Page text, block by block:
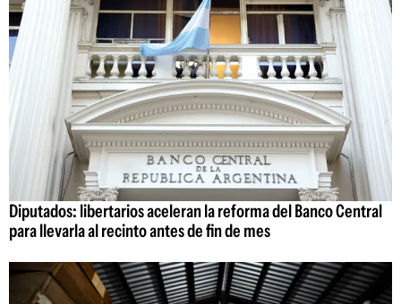
Diputados: libertarios aceleran la reforma del Banco Central
para llevarla al recinto antes de fin de mes